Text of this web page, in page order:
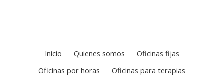
Inicio Quienes somos
Oficinas fijas
Oficinas por horas
Oficinas para terapias